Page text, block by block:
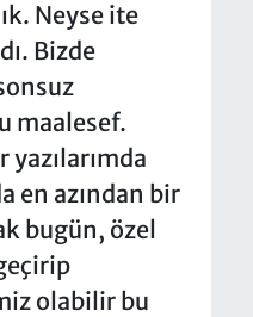
Neyse ite
Bizde
maalesef.
yazılarımda
en azından bir
bugün, özel
olabilir bu